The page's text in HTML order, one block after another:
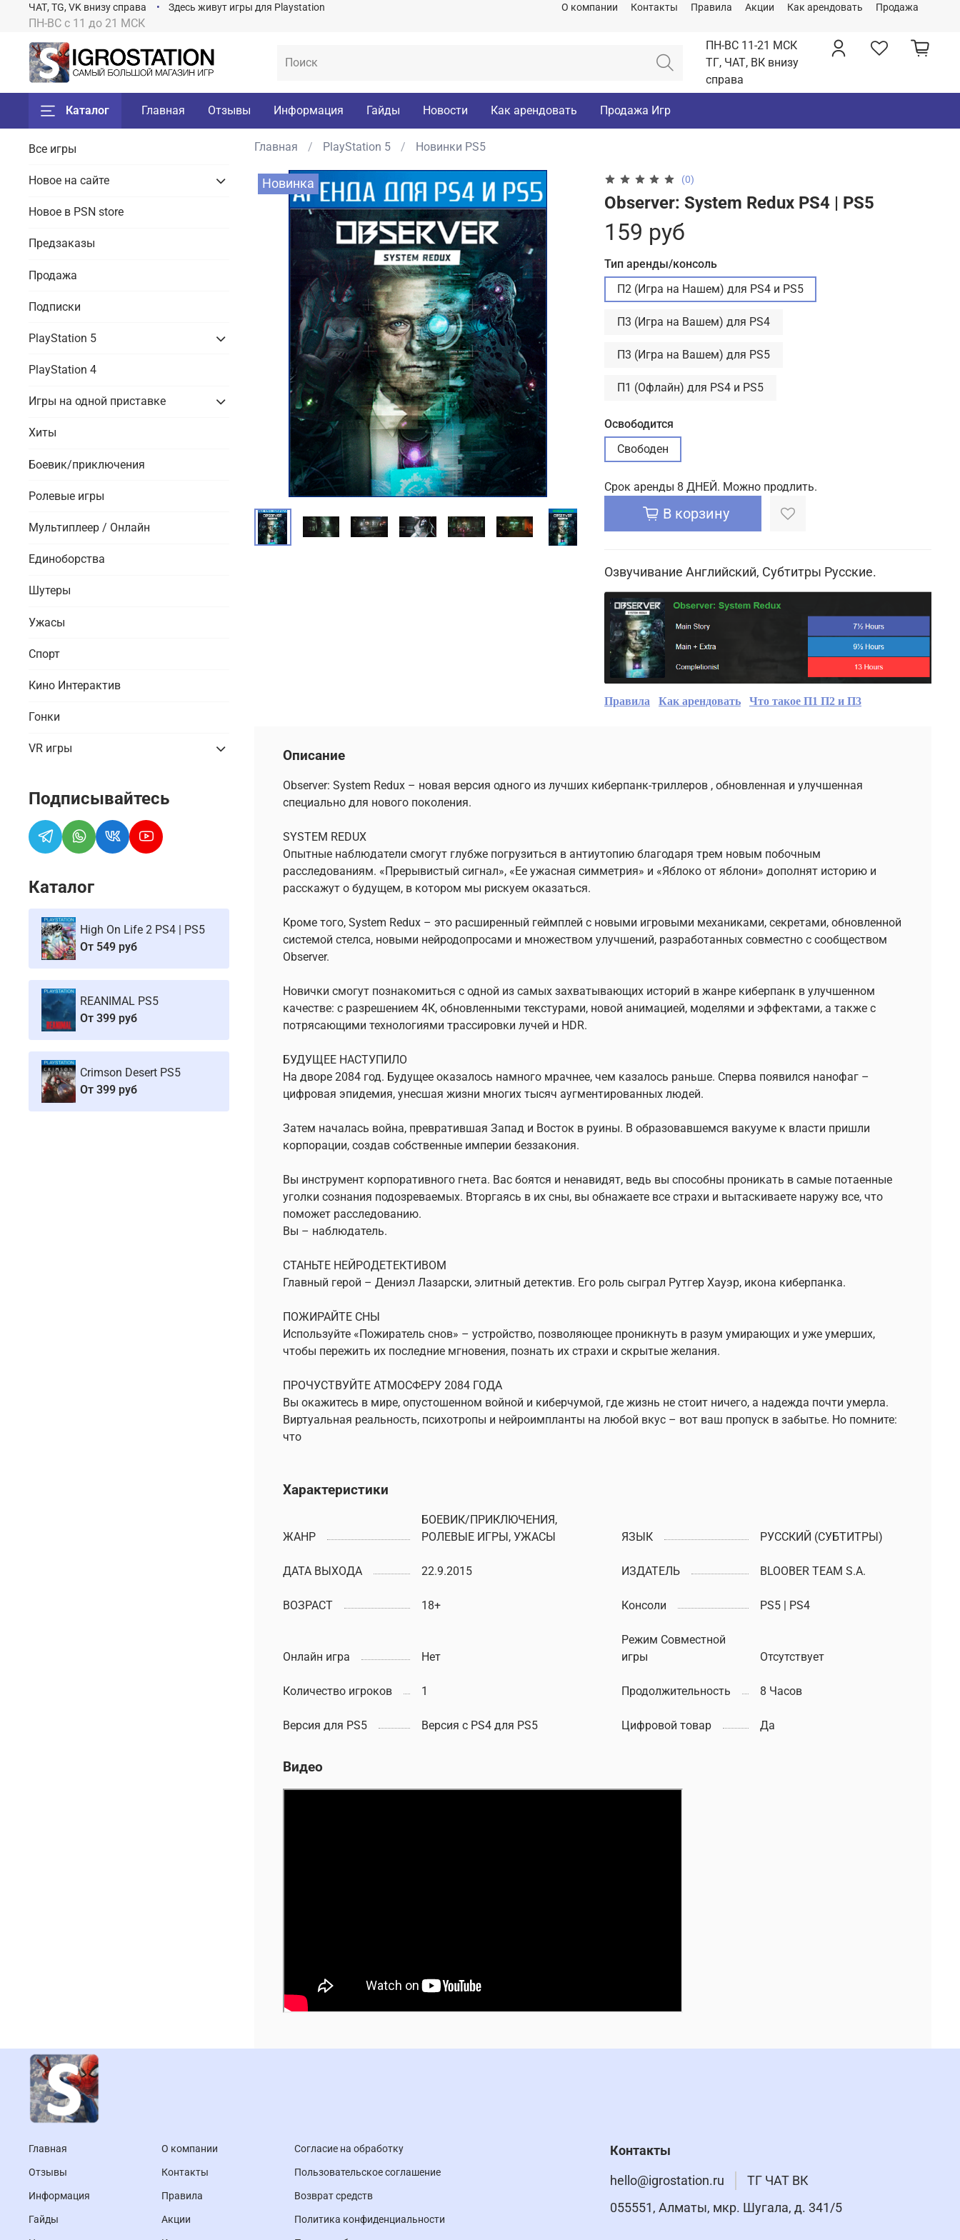
О компании Контакты Правила Акции Как арендовать Продажа
ПН-ВС с 11 до 21 МСК
ЧАТ, TG, VK внизу справа Здесь живут игры для Playstation
ПН-ВС 11-21 МСК
ТГ, ЧАТ, ВК внизу
справа
Каталог Главная Отзывы Информация Гайды Новости Как арендовать Продажа Игр
Главная PlayStation 5 Новинки PS5
Новинка (0)
Observer: System Redux PS4 | PS5
159 руб
Тип аренды/консоль
П2 (Игра на Нашем) для PS4 и PS5
П3 (Игра на Вашем) для PS4
П3 (Игра на Вашем) для PS5
П1 (Офлайн) для PS4 и PS5
Освободится
Свободен
Срок аренды 8 ДНЕЙ. Можно продлить.
В корзину
Озвучивание Английский, Субтитры Русские.
Правила Как арендовать Что такое П1 П2 и П3
Описание
Observer: System Redux – новая версия одного из лучших киберпанк-триллеров , обновленная и улучшенная
специально для нового поколения.
SYSTEM REDUX
Опытные наблюдатели смогут глубже погрузиться в антиутопию благодаря трем новым побочным
расследованиям. «Прерывистый сигнал», «Ee ужасная симметрия» и «Яблоко от яблони» дополнят историю и
расскажут о будущем, в котором мы рискуем оказаться.
Кроме того, System Redux – это расширенный геймплей с новыми игровыми механиками, секретами, обновленной
системой стелса, новыми нейродопросами и множеством улучшений, разработанных совместно с сообществом
Observer.
Новички смогут познакомиться с одной из самых захватывающих историй в жанре киберпанк в улучшенном
качестве: с разрешением 4К, обновленными текстурами, новой анимацией, моделями и эффектами, а также с
потрясающими технологиями трассировки лучей и HDR.
БУДУЩЕЕ НАСТУПИЛО
На дворе 2084 год. Будущее оказалось намного мрачнее, чем казалось раньше. Сперва появился нанофаг –
цифровая эпидемия, унесшая жизни многих тысяч аугментированных людей.
Затем началась война, превратившая Запад и Восток в руины. В образовавшемся вакууме к власти пришли
корпорации, создав собственные империи беззакония.
Вы инструмент корпоративного гнета. Вас боятся и ненавидят, ведь вы способны проникать в самые потаенные
уголки сознания подозреваемых. Вторгаясь в их сны, вы обнажаете все страхи и вытаскиваете наружу все, что
поможет расследованию.
Вы – наблюдатель.
СТАНЬТЕ НЕЙРОДЕТЕКТИВОМ
Главный герой – Дениэл Лазарски, элитный детектив. Его роль сыграл Рутгер Хауэр, икона киберпанка.
ПОЖИРАЙТЕ СНЫ
Используйте «Пожиратель снов» – устройство, позволяющее проникнуть в разум умирающих и уже умерших,
чтобы пережить их последние мгновения, познать их страхи и скрытые желания.
ПРОЧУСТВУЙТЕ АТМОСФЕРУ 2084 ГОДА
Вы окажитесь в мире, опустошенном войной и киберчумой, где жизнь не стоит ничего, а надежда почти умерла.
Виртуальная реальность, психотропы и нейроимпланты на любой вкус – вот ваш пропуск в забытье. Но помните:
что
Характеристики
ЖАНР
БОЕВИК/ПРИКЛЮЧЕНИЯ,
РОЛЕВЫЕ ИГРЫ, УЖАСЫ
ЯЗЫК РУССКИЙ (СУБТИТРЫ)
ДАТА ВЫХОДА 22.9.2015 ИЗДАТЕЛЬ BLOOBER TEAM S.A.
ВОЗРАСТ 18+ Консоли PS5 | PS4
Онлайн игра Нет
Режим Совместной
игры
Отсутствует
Количество игроков 1 Продолжительность 8 Часов
Версия для PS5 Версия с PS4 для PS5 Цифровой товар Да
Видео
Все игры
Новое на сайте
Новое в PSN store
Предзаказы
Продажа
Подписки
PlayStation 5
PlayStation 4
Игры на одной приставке
Хиты
Боевик/приключения
Ролевые игры
Мультиплеер / Онлайн
Единоборства
Шутеры
Ужасы
Спорт
Кино Интерактив
Гонки
VR игры
Подписывайтесь
Каталог
High On Life 2 PS4 | PS5
От 549 руб
REANIMAL PS5
От 399 руб
Crimson Desert PS5
От 399 руб
Главная
Отзывы
Информация
Гайды
О компании
Контакты
Правила
Акции
Согласие на обработку
Пользовательское соглашение
Возврат средств
Политика конфиденциальности
Контакты
hello@igrostation.ru
ТГ ЧАТ ВК
055551, Алматы, мкр. Шугала, д. 341/5